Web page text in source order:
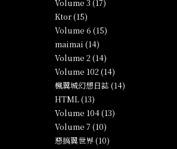
Volume 3 (17)
Ktor (15)
Volume 6 (15)
maimai (14)
Volume 2 (14)
Volume 102 (14)
楓翼城幻想日誌 (14)
HTML (13)
Volume 104 (13)
Volume 7 (10)
惡搞翼世界 (10)